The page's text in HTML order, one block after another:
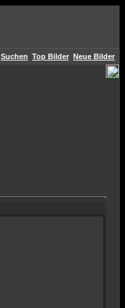
Suchen Top Bilder Neue Bilder